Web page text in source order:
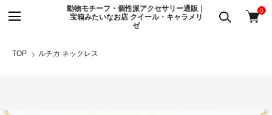
動物モチーフ・個性派アクセサリー通販｜
宝箱みたいなお店 クイール・キャラメリ
ゼ
0
TOP ルチカ ネックレス